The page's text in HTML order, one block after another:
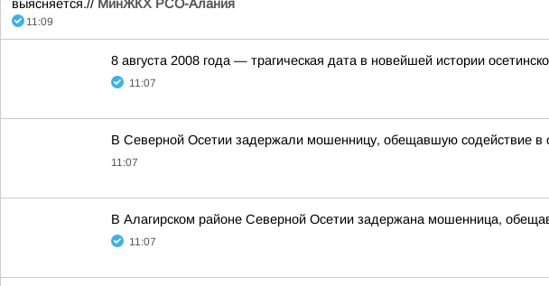
выясняется.// МинЖКХ РСО-Алания
11:09
8 августа 2008 года — трагическая дата в новейшей истории
11:07
В Северной Осетии задержали мошенницу, обещавшую содействие в
11:07
В Алагирском районе Северной Осетии задержана мошенница,
11:07